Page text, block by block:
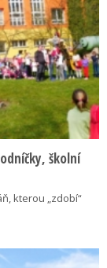
školní
kterou „zdobí“